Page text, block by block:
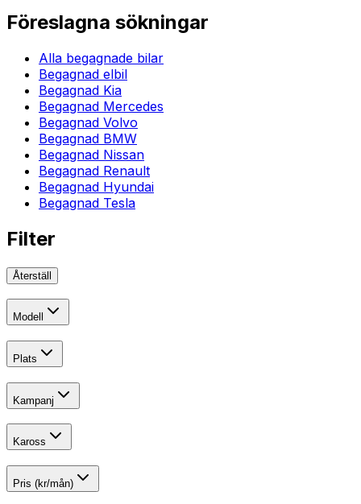
Föreslagna sökningar
Alla begagnade bilar
Begagnad elbil
Begagnad Kia
Begagnad Mercedes
Begagnad Volvo
Begagnad BMW
Begagnad Nissan
Begagnad Renault
Begagnad Hyundai
Begagnad Tesla
Filter
Återställ
Modell
Plats
Kampanj
Kaross
Pris (kr/mån)